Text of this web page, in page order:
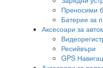
Преносими
Батерии за
Аксесоари за
Ресийвъри
GPS